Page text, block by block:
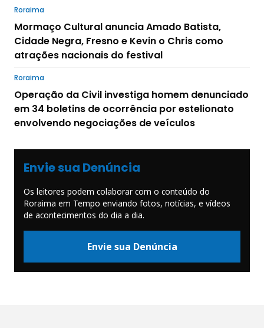
Roraima
Mormaço Cultural anuncia Amado Batista,
Cidade Negra, Fresno e Kevin o Chris como
atrações nacionais do festival
Roraima
Operação da Civil investiga homem denunciado
em 34 boletins de ocorrência por estelionato
envolvendo negociações de veículos
Envie sua Denúncia
Os leitores podem colaborar com o conteúdo do
Roraima em Tempo enviando fotos, notícias, e vídeos
de acontecimentos do dia a dia.
Envie sua Denúncia